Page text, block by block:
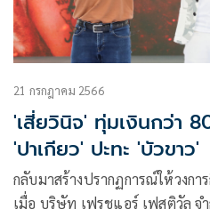
21 กรกฎาคม 2566
'เสี่ยวินิจ'​ ทุ่มเงินกว่า
'ปาเกียว'​ ปะทะ 'บัวขาว'​
กลับมาสร้างปรากฏการณ์ให้วงกา
เมื่อ บริษัท เฟรชแอร์ เฟสติวัล จ